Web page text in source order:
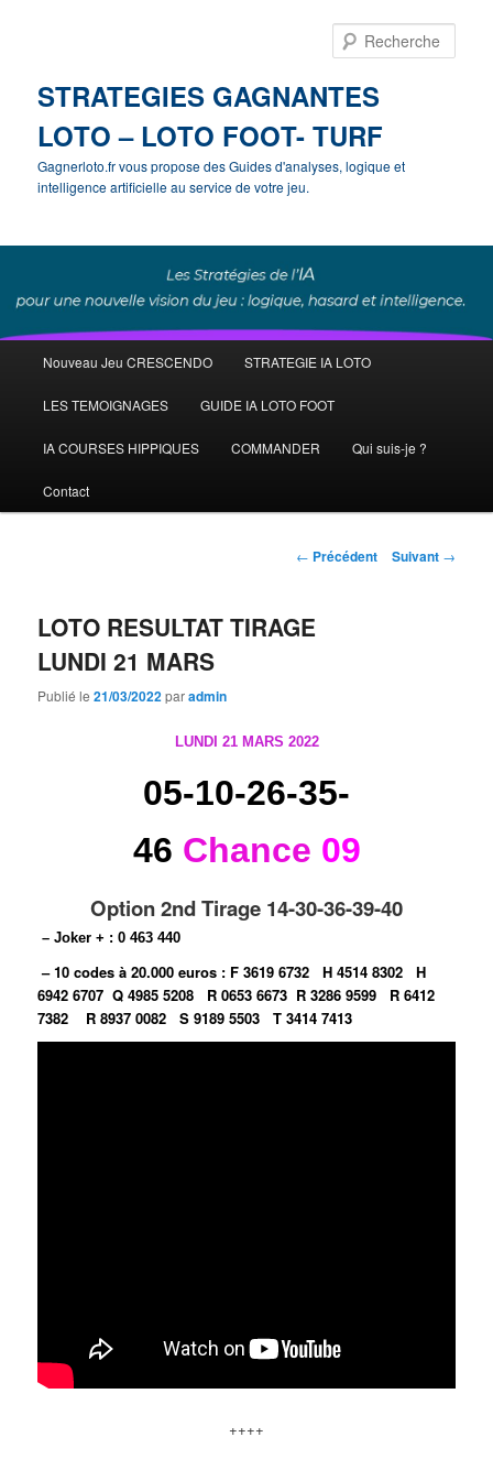
STRATEGIES GAGNANTES
LOTO – LOTO FOOT- TURF
Gagnerloto.fr vous propose des Guides d'analyses, logique et
intelligence artificielle au service de votre jeu.
principal
Aller
au
contenu
Nouveau Jeu CRESCENDO STRATEGIE IA LOTO
LES TEMOIGNAGES GUIDE IA LOTO FOOT
IA COURSES HIPPIQUES COMMANDER Qui suis-je ?
Contact
Navigation
← Précédent Suivant →
LOTO RESULTAT TIRAGE
LUNDI 21 MARS
Publié le21/03/2022paradmin
LUNDI 21 MARS 2022
05-10-26-35-
46 Chance 09
Option 2nd Tirage 14-30-36-39-40
– Joker + : 0 463 440
– 10 codes à 20.000 euros : F 3619 6732H 4514 8302H
6942 6707Q 4985 5208 R 0653 6673 R 3286 9599 R 6412
7382 R 8937 0082S 9189 5503T 3414 7413
++++